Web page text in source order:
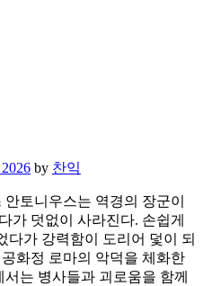
by 찬익
토니우스는 역경의 장군이
가 덧없이 사라진다. 손쉽게
다가 강력함이 도리어 덫이 되
화정 로마의 악덕을 체화한
는 병사들과 괴로움을 함께